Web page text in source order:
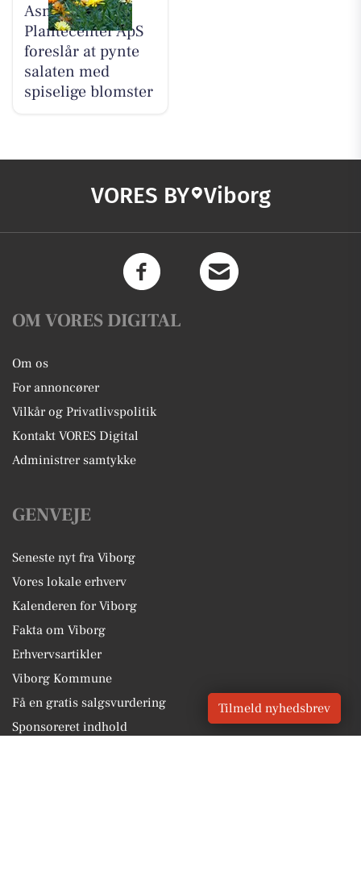
Asmild
Plantecenter ApS
foreslår at pynte
salaten med
spiselige blomster
VORES BY Viborg
OM VORES DIGITAL
Om os
For annoncører
Vilkår og Privatlivspolitik
Kontakt VORES Digital
Administrer samtykke
GENVEJE
Seneste nyt fra Viborg
Vores lokale erhverv
Kalenderen for Viborg
Fakta om Viborg
Erhvervsartikler
Viborg Kommune
Få en gratis salgsvurdering
Sponsoreret indhold
Tilmeld nyhedsbrev